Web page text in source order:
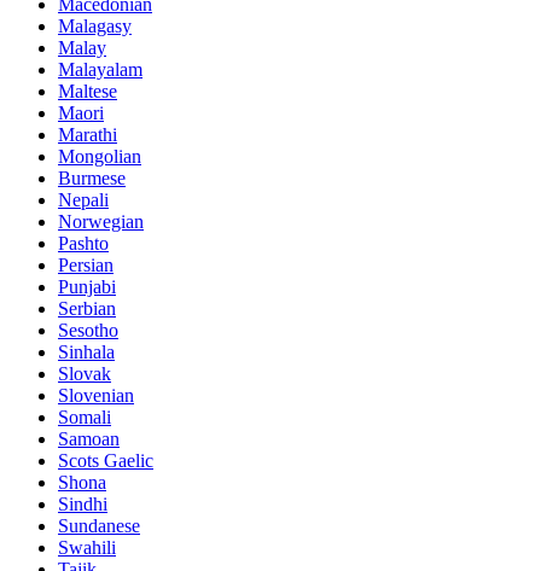
Malagasy
Malay
Malayalam
Maltese
Maori
Marathi
Mongolian
Burmese
Nepali
Norwegian
Pashto
Persian
Punjabi
Serbian
Sesotho
Sinhala
Slovak
Slovenian
Somali
Samoan
Scots Gaelic
Shona
Sindhi
Sundanese
Swahili